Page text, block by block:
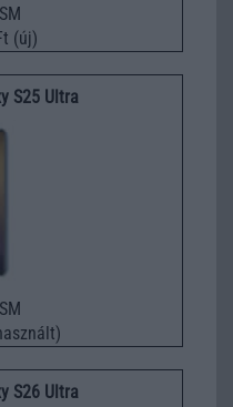
(új)
S25 Ultra
S26 Ultra